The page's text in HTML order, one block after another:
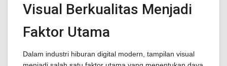
Visual Berkualitas Menjadi
Faktor Utama
Dalam industri hiburan digital modern, tampilan visual